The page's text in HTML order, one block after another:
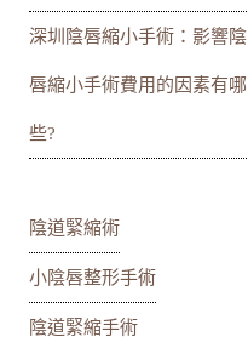
深圳陰唇縮小手術：影響陰
唇縮小手術費用的因素有哪
些?
陰道緊縮術
小陰唇整形手術
陰道緊縮手術